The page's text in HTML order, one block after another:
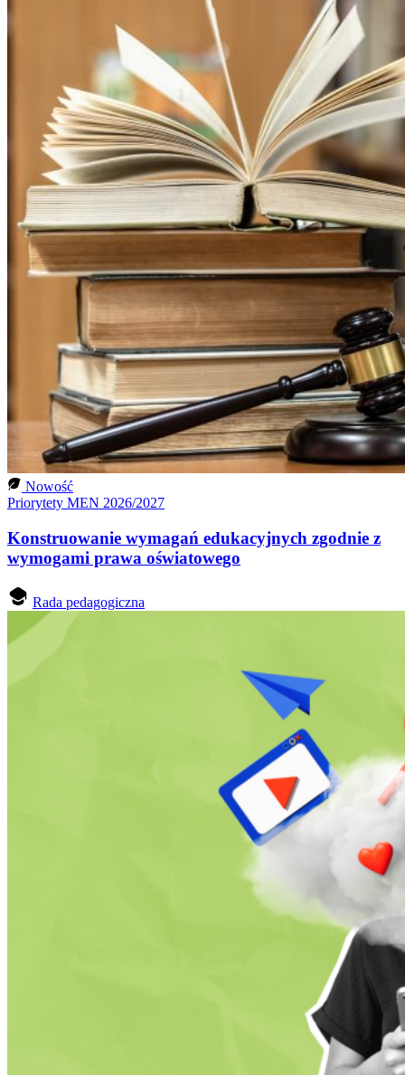
Nowość
Priorytety MEN 2026/2027
Konstruowanie wymagań edukacyjnych zgodnie z
wymogami prawa oświatowego
Rada pedagogiczna